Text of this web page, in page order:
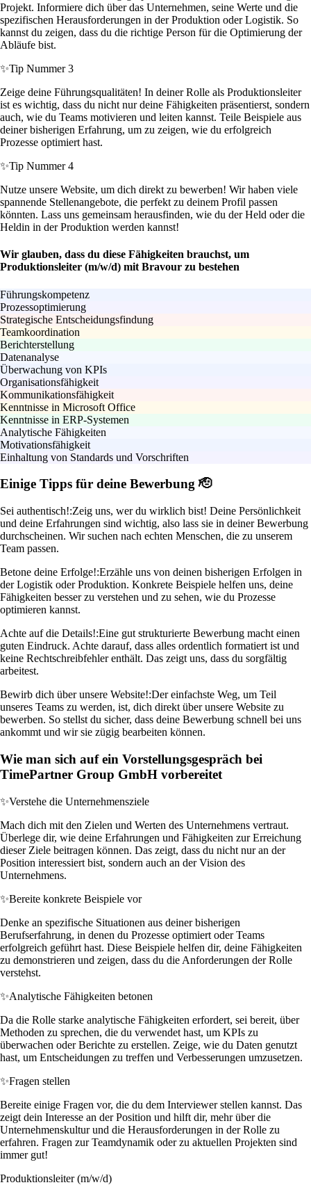
Projekt. Informiere dich über das Unternehmen, seine Werte und die
spezifischen Herausforderungen in der Produktion oder Logistik. So
kannst du zeigen, dass du die richtige Person für die Optimierung der
Abläufe bist.
✨Tip Nummer 3
Zeige deine Führungsqualitäten! In deiner Rolle als Produktionsleiter
ist es wichtig, dass du nicht nur deine Fähigkeiten präsentierst, sondern
auch, wie du Teams motivieren und leiten kannst. Teile Beispiele aus
deiner bisherigen Erfahrung, um zu zeigen, wie du erfolgreich
Prozesse optimiert hast.
✨Tip Nummer 4
Nutze unsere Website, um dich direkt zu bewerben! Wir haben viele
spannende Stellenangebote, die perfekt zu deinem Profil passen
könnten. Lass uns gemeinsam herausfinden, wie du der Held oder die
Heldin in der Produktion werden kannst!
Wir glauben, dass du diese Fähigkeiten brauchst, um
Produktionsleiter (m/w/d) mit Bravour zu bestehen
Führungskompetenz
Prozessoptimierung
Strategische Entscheidungsfindung
Teamkoordination
Berichterstellung
Datenanalyse
Überwachung von KPIs
Organisationsfähigkeit
Kommunikationsfähigkeit
Kenntnisse in Microsoft Office
Kenntnisse in ERP-Systemen
Analytische Fähigkeiten
Motivationsfähigkeit
Einhaltung von Standards und Vorschriften
Einige Tipps für deine Bewerbung 🫡
Sei authentisch!:Zeig uns, wer du wirklich bist! Deine Persönlichkeit
und deine Erfahrungen sind wichtig, also lass sie in deiner Bewerbung
durchscheinen. Wir suchen nach echten Menschen, die zu unserem
Team passen.
Betone deine Erfolge!:Erzähle uns von deinen bisherigen Erfolgen in
der Logistik oder Produktion. Konkrete Beispiele helfen uns, deine
Fähigkeiten besser zu verstehen und zu sehen, wie du Prozesse
optimieren kannst.
Achte auf die Details!:Eine gut strukturierte Bewerbung macht einen
guten Eindruck. Achte darauf, dass alles ordentlich formatiert ist und
keine Rechtschreibfehler enthält. Das zeigt uns, dass du sorgfältig
arbeitest.
Bewirb dich über unsere Website!:Der einfachste Weg, um Teil
unseres Teams zu werden, ist, dich direkt über unsere Website zu
bewerben. So stellst du sicher, dass deine Bewerbung schnell bei uns
ankommt und wir sie zügig bearbeiten können.
Wie man sich auf ein Vorstellungsgespräch bei
TimePartner Group GmbH vorbereitet
✨Verstehe die Unternehmensziele
Mach dich mit den Zielen und Werten des Unternehmens vertraut.
Überlege dir, wie deine Erfahrungen und Fähigkeiten zur Erreichung
dieser Ziele beitragen können. Das zeigt, dass du nicht nur an der
Position interessiert bist, sondern auch an der Vision des
Unternehmens.
✨Bereite konkrete Beispiele vor
Denke an spezifische Situationen aus deiner bisherigen
Berufserfahrung, in denen du Prozesse optimiert oder Teams
erfolgreich geführt hast. Diese Beispiele helfen dir, deine Fähigkeiten
zu demonstrieren und zeigen, dass du die Anforderungen der Rolle
verstehst.
✨Analytische Fähigkeiten betonen
Da die Rolle starke analytische Fähigkeiten erfordert, sei bereit, über
Methoden zu sprechen, die du verwendet hast, um KPIs zu
überwachen oder Berichte zu erstellen. Zeige, wie du Daten genutzt
hast, um Entscheidungen zu treffen und Verbesserungen umzusetzen.
✨Fragen stellen
Bereite einige Fragen vor, die du dem Interviewer stellen kannst. Das
zeigt dein Interesse an der Position und hilft dir, mehr über die
Unternehmenskultur und die Herausforderungen in der Rolle zu
erfahren. Fragen zur Teamdynamik oder zu aktuellen Projekten sind
immer gut!
Produktionsleiter (m/w/d)